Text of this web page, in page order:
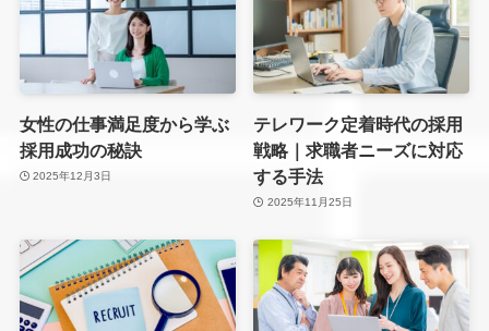
女性の仕事満足度から学ぶ
採用成功の秘訣
2025年12月3日
テレワーク定着時代の採用
戦略｜求職者ニーズに対応
する手法
2025年11月25日